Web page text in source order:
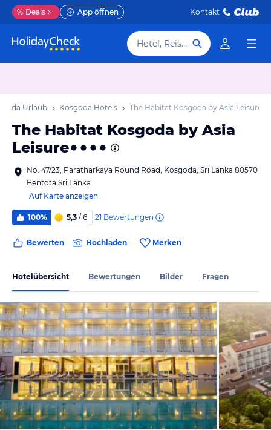
% Deals App öffnen Kontakt
Hotel, Reiseziel
Urlaub Kosgoda Hotels The Habitat Kosgoda by Asia Leisure
The Habitat Kosgoda by Asia
Leisure
No. 47/23, Paratharkaya Round Road, Kosgoda, Sri Lanka 80570
Bentota Sri Lanka
Auf Karte anzeigen
100% 5,3 / 6 21 Bewertungen
Bewerten Hochladen Merken
Hotelübersicht Bewertungen Bilder Fragen
vom